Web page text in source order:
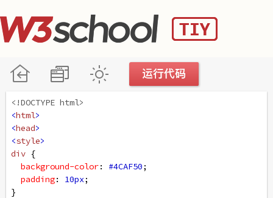
<!DOCTYPE html>
<html>
<head>
<style>
div {
background-color: #4CAF50;
padding: 10px;
}